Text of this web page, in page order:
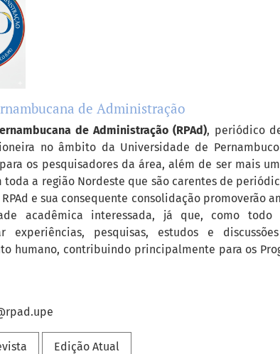
de Administração
de Administração (RPAd), periódico
no âmbito da Universidade de
os pesquisadores da área, além de ser mais
toda a região Nordeste que são carentes de
e sua consequente consolidação promoverão
acadêmica interessada, já que, como
experiências, pesquisas, estudos e
humano, contribuindo principalmente para os
Edição Atual